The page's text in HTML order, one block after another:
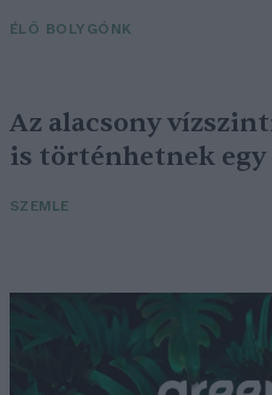
ÉLŐ BOLYGÓNK
Az alacsony
is történhetnek egy
SZEMLE